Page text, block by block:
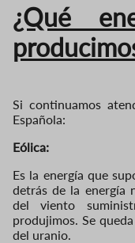
¿Qué
Si continuamos
Española:
Eólica:
Es la energía que
detrás de la energía
del viento
produjimos. Se
del uranio.